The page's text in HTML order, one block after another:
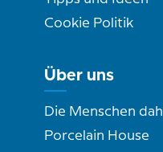
Cookie Politik
Über uns
Die Menschen
Porcelain House